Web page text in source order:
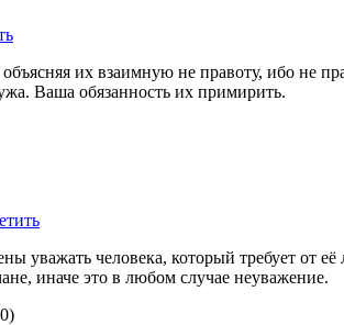
их взаимную не правоту, ибо не
Ваша обязанность их примирить.
уважать человека, который требует от
иначе это в любом случае неуважение.